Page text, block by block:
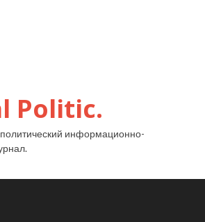
Politic.
информационно-